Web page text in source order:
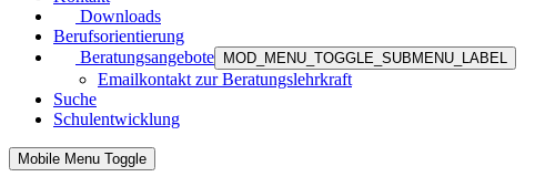
Downloads
Berufsorientierung
Beratungsangebote
MOD_MENU_TOGGLE_SUBMENU_LABEL
Emailkontakt zur Beratungslehrkraft
Suche
Schulentwicklung
Mobile Menu Toggle